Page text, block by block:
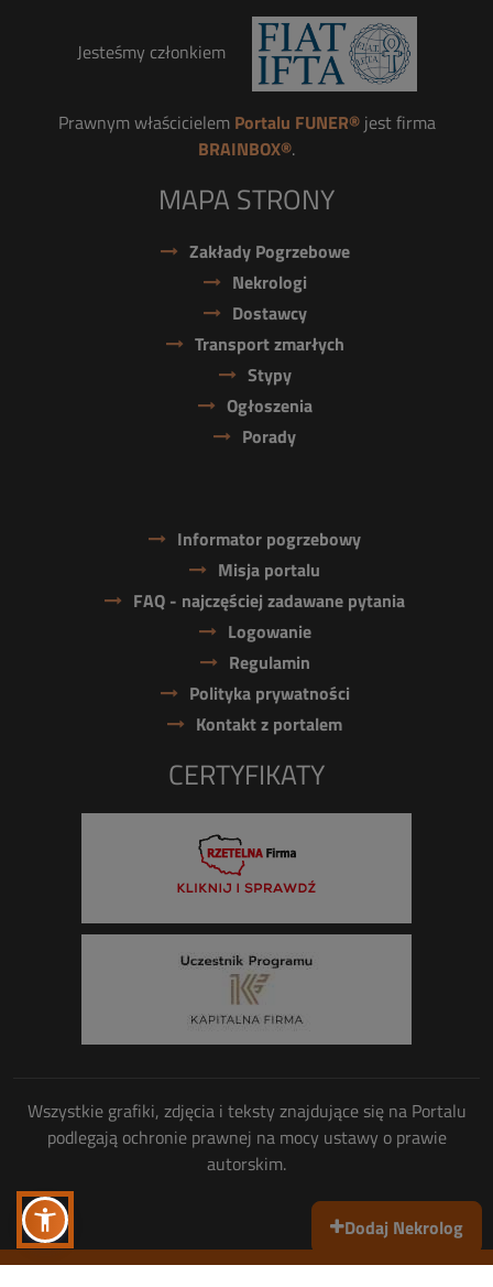
Dodaj Nekrolog
Jesteśmy członkiem
Prawnym właścicielem Portalu FUNER®jest firma
BRAINBOX®.
MAPA STRONY
Zakłady Pogrzebowe
Nekrologi
Dostawcy
Transport zmarłych
Stypy
Ogłoszenia
Porady
Informator pogrzebowy
Misja portalu
FAQ - najczęściej zadawane pytania
Logowanie
Regulamin
Polityka prywatności
Kontakt z portalem
CERTYFIKATY
Wszystkie grafiki, zdjęcia i teksty znajdujące się na Portalu
podlegają ochronie prawnej na mocy ustawy o prawie
autorskim.